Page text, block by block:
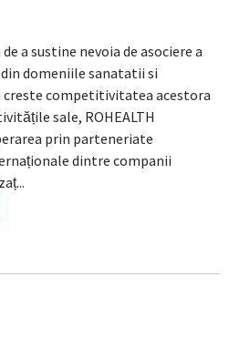
a sustine nevoia de asociere a
domeniile sanatatii si
creste competitivitatea acestora
sale, ROHEALTH
prin parteneriate
dintre companii